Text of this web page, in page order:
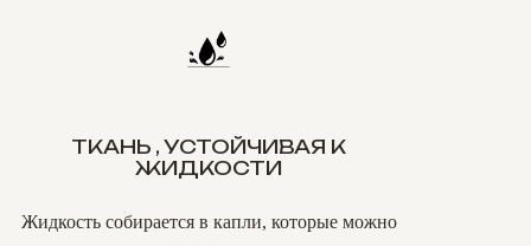
ТКАНЬ , УСТОЙЧИВАЯ К
ЖИДКОСТИ
Жидкость собирается в капли, которые можно